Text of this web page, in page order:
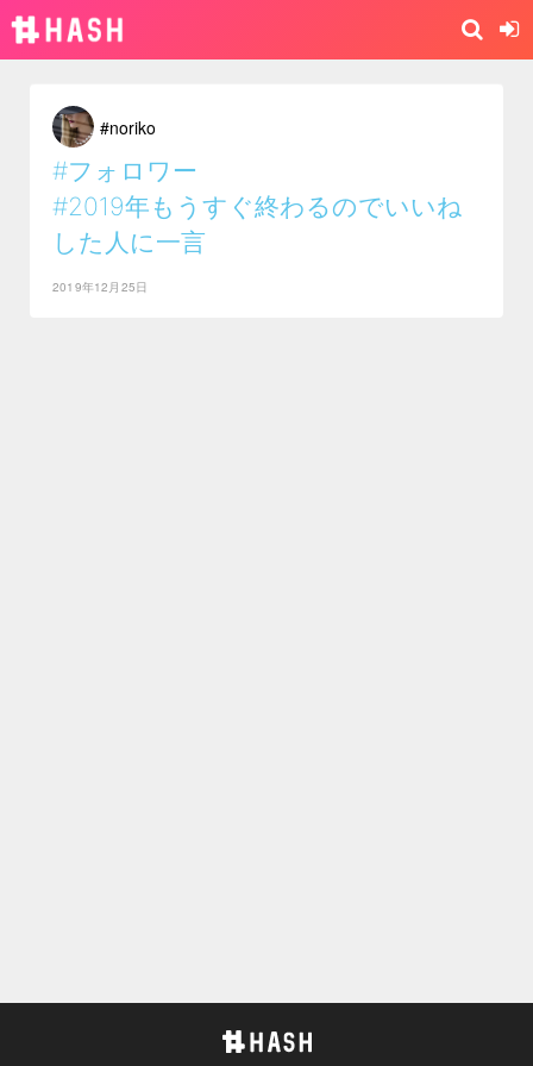
#noriko
#フォロワー
#2019年もうすぐ終わるのでいいね
した人に一言
2019年12月25日